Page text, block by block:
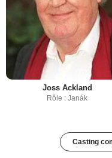
Joss Ackland
Rôle : Janák
Casting